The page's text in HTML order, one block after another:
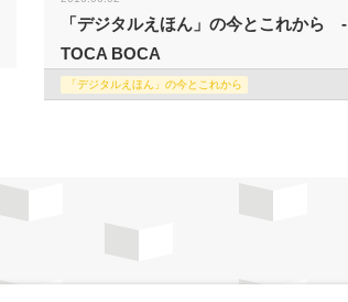
「デジタルえほん」の今とこれから -
TOCA BOCA
「デジタルえほん」の今とこれから